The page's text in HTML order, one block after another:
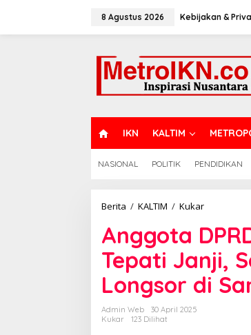
8 Agustus 2026 Kebijakan &
O
M
IKN KALTIM
NASIONAL POLITIK PENDIDIKAN
Berita / KALTIM / KukarAnggota
Kukar
Rahmat
Dermawan
Tepati
Janji,
Serahkan
Anggota
Tepati Janji,
Longsor di
Admin Web
30 April 2025
Kukar
123 Dilihat